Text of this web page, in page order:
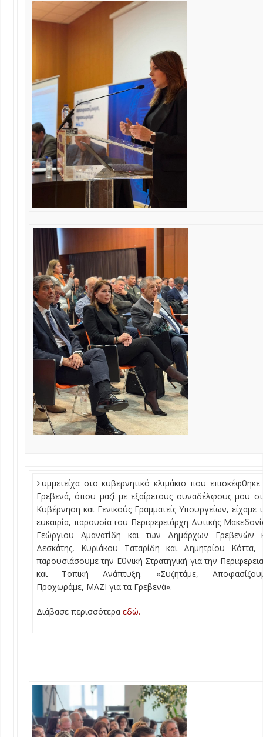
Συμμετείχα στο κυβερνητικό κλιμάκιο που επισκέφθηκε
Γρεβενά, όπου μαζί με εξαίρετους συναδέλφους μου
Κυβέρνηση και Γενικούς Γραμματείς Υπουργείων, είχαμε
ευκαιρία, παρουσία του Περιφερειάρχη Δυτικής
Γεώργιου Αμανατίδη και των Δημάρχων Γρεβενών
Δεσκάτης, Κυριάκου Ταταρίδη και Δημητρίου Κόττα,
παρουσιάσουμε την Εθνική Στρατηγική για την
και Τοπική Ανάπτυξη. «Συζητάμε,
Προχωράμε, ΜΑΖΙ για τα Γρεβενά».
Διάβασε περισσότερα εδώ.